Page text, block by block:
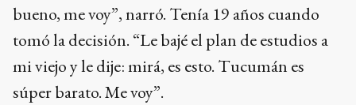
bueno, me voy”, narró. Tenía 19 años cuando
tomó la decisión. “Le bajé el plan de estudios a
mi viejo y le dije: mirá, es esto. Tucumán es
súper barato. Me voy”.